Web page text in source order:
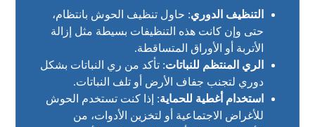
التنظيف الدوري: حاول تنظيف الحوش بانتظام،
حتى وإن كانت هذه التنظيفات بسيطة مثل إزالة
الأتربة أو الأوراق المتساقطة.
الري المنتظم للنباتات: تأكد من ري النباتات بشكل
دوري لتجنب جفاف الأرض أو تلف النباتات.
استخدام أغطية للحماية: إذا كنت تستخدم الحوش
للأغراض الاجتماعية أو لتخزين الأدوات، من